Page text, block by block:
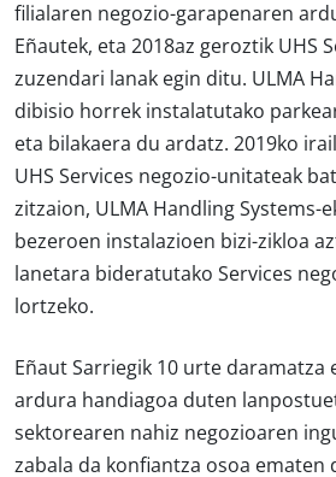
filialaren negozio-garapenaren
Eñautek, eta 2018az geroztik UHS
zuzendari lanak egin ditu. ULMA
dibisio horrek instalatutako
eta bilakaera du ardatz. 2019ko
UHS Services negozio-unitateak
zitzaion, ULMA Handling Systems-
bezeroen instalazioen bizi-zikloa
lanetara bideratutako Services
lortzeko.
Eñaut Sarriegik 10 urte daramatza
ardura handiagoa duten
sektorearen nahiz negozioaren
zabala da konfiantza osoa ematen